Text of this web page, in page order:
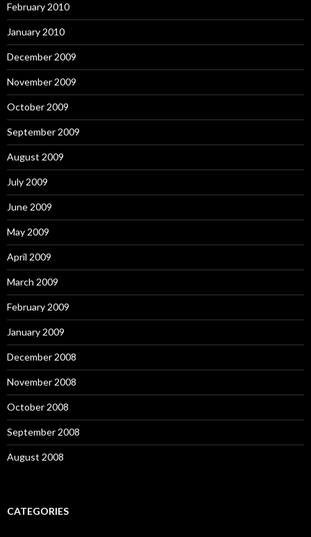
February 2010
January 2010
December 2009
November 2009
October 2009
September 2009
August 2009
July 2009
June 2009
May 2009
April 2009
March 2009
February 2009
January 2009
December 2008
November 2008
October 2008
September 2008
August 2008
CATEGORIES